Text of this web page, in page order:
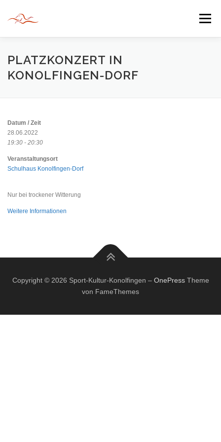
springen
Menü
HERZLICH WILLKOMMEN
INFORMATIONEN
PLATZKONZERT IN
KONOLFINGEN-DORF
Datum / Zeit
28.06.2022
19:30 - 20:30
Veranstaltungsort
Schulhaus Konolfingen-Dorf
Nur bei trockener Witterung
Weitere Informationen
Copyright © 2026 Sport-Kultur-Konolfingen – OnePressTheme
von FameThemes